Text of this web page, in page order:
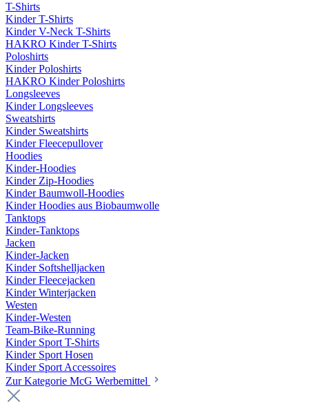
T-Shirts
Kinder T-Shirts
Kinder V-Neck T-Shirts
HAKRO Kinder T-Shirts
Poloshirts
Kinder Poloshirts
HAKRO Kinder Poloshirts
Longsleeves
Kinder Longsleeves
Sweatshirts
Kinder Sweatshirts
Kinder Fleecepullover
Hoodies
Kinder-Hoodies
Kinder Zip-Hoodies
Kinder Baumwoll-Hoodies
Kinder Hoodies aus Biobaumwolle
Tanktops
Kinder-Tanktops
Jacken
Kinder-Jacken
Kinder Softshelljacken
Kinder Fleecejacken
Kinder Winterjacken
Westen
Kinder-Westen
Team-Bike-Running
Kinder Sport T-Shirts
Kinder Sport Hosen
Kinder Sport Accessoires
Zur Kategorie McG Werbemittel